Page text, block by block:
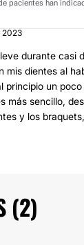
pacientes han
2023
durante casi
mis dientes al
principio un
más sencillo,
y los
(2)